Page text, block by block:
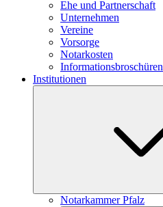
Ehe und Partnerschaft
Unternehmen
Vereine
Vorsorge
Notarkosten
Informationsbroschüren
Institutionen
Notarkammer Pfalz